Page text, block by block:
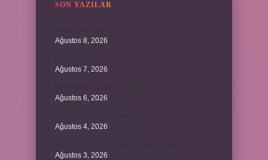
SON YAZILAR
Ağustos 8, 2026
Ağustos 7, 2026
Ağustos 6, 2026
Ağustos 4, 2026
Ağustos 3, 2026